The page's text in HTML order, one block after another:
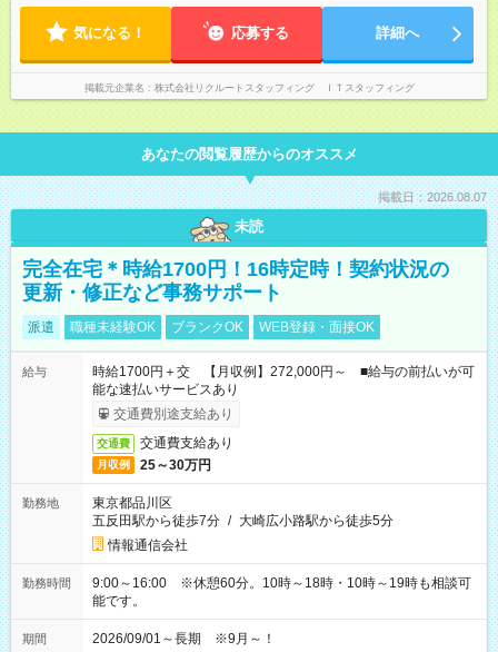
気になる！ 応募する 詳細へ
掲載元企業名 株式会社リクルートスタッフィング ＩＴスタッフィング
あなたの閲覧履歴からのオススメ
掲載日：2026.08.07
未読
完全在宅＊時給1700円！16時定時！契約状況の
更新・修正など事務サポート
派遣 職種未経験OK ブランクOK WEB登録・面接OK
給与
時給1700円＋交 【月収例】272,000円～ ■給与の前払いが可
能な速払いサービスあり
交通費別途支給あり
交通費 交通費支給あり
月収例 25～30万円
勤務地
東京都品川区
五反田駅から徒歩7分 / 大崎広小路駅から徒歩5分
情報通信会社
勤務時間
9:00～16:00 ※休憩60分。10時～18時・10時～19時も相談可
能です。
期間 2026/09/01～長期 ※9月～！